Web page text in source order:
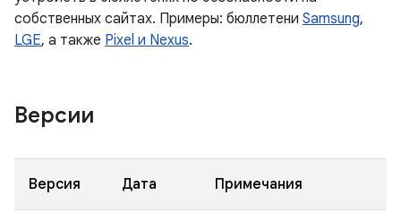
собственных сайтах. Примеры: бюллетени Samsung,
LGE, а также Pixel и Nexus.
Версии
Версия Дата Примечания